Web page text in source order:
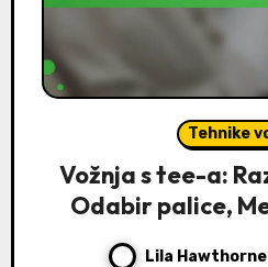
Tehnike
Vožnja s tee-a:
Odabir palice,
Lila Hawthorne